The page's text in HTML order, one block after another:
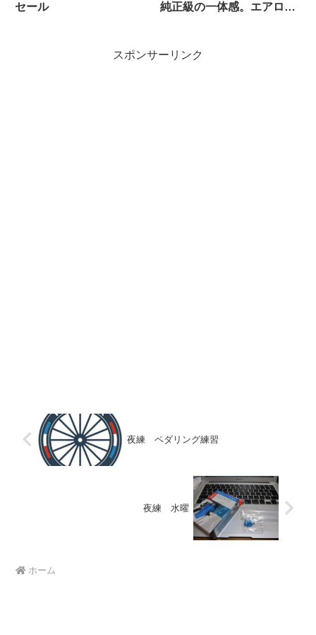
セール
純正級の一体感。エアロよ
スポンサーリンク
夜練 ペダリング練習
夜練 水曜
ホーム